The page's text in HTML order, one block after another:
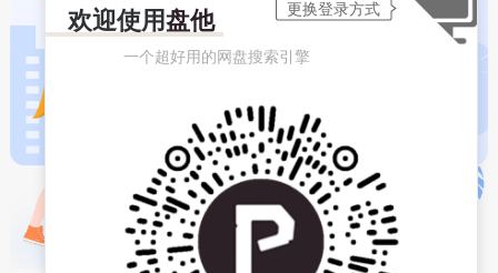
欢迎使用盘他
一个超好用的网盘搜索引擎